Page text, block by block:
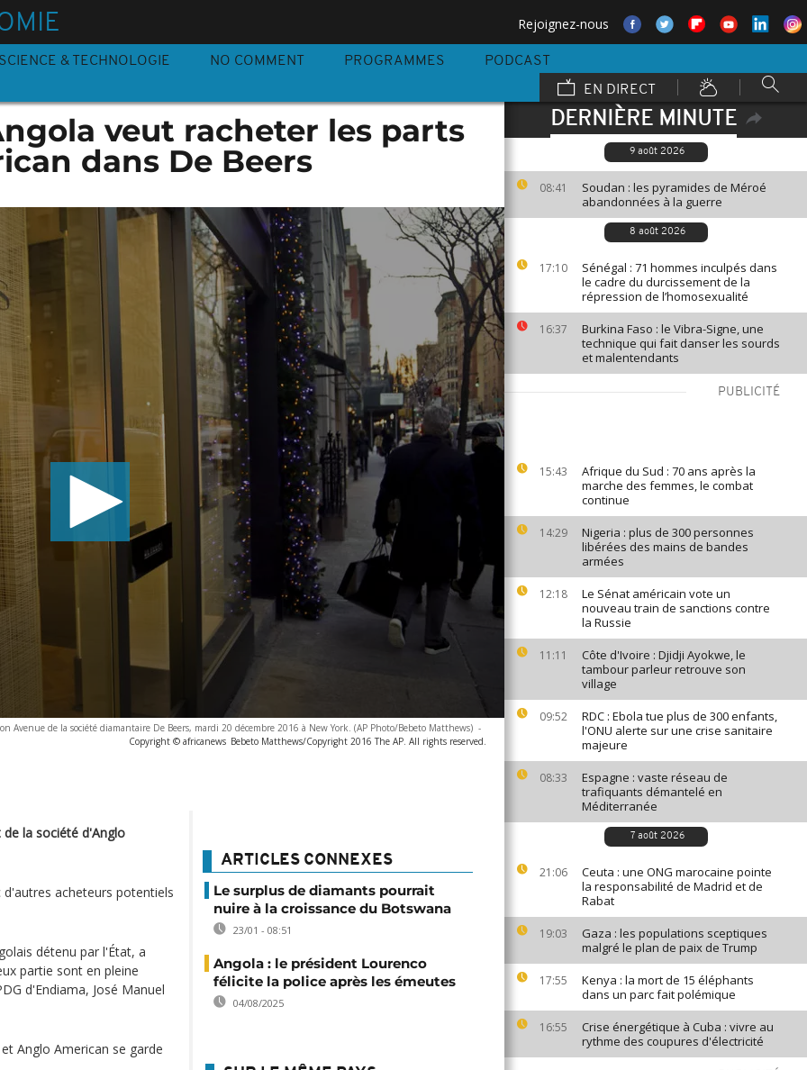
Rejoignez-nous
SCIENCE & TECHNOLOGIE NO COMMENT PROGRAMMES
PODCAST
EN DIRECT
DERNIÈRE MINUTE
9 août 2026
08:41
Soudan : les pyramides de Méroé
abandonnées à la guerre
8 août 2026
17:10
Sénégal : 71 hommes inculpés dans
le cadre du durcissement de la
répression de l’homosexualité
16:37
Burkina Faso : le Vibra-Signe, une
technique qui fait danser les sourds
et malentendants
PUBLICITÉ
15:43
Afrique du Sud : 70 ans après la
marche des femmes, le combat
continue
14:29
Nigeria : plus de 300 personnes
libérées des mains de bandes
armées
12:18
Le Sénat américain vote un
nouveau train de sanctions contre
la Russie
11:11
Côte d'Ivoire : Djidji Ayokwe, le
tambour parleur retrouve son
village
09:52
RDC : Ebola tue plus de 300 enfants,
l'ONU alerte sur une crise sanitaire
majeure
08:33
Espagne : vaste réseau de
trafiquants démantelé en
Méditerranée
7 août 2026
21:06
Ceuta : une ONG marocaine pointe
la responsabilité de Madrid et de
Rabat
19:03
Gaza : les populations sceptiques
malgré le plan de paix de Trump
17:55
Kenya : la mort de 15 éléphants
dans un parc fait polémique
16:55
Crise énergétique à Cuba : vivre au
rythme des coupures d'électricité
veut racheter les parts
dans De Beers
Avenue de la société diamantaire De Beers, mardi 20 décembre 2016 à New York. (AP Photo/Bebeto Matthews) -
Copyright © africanews Bebeto Matthews/Copyright 2016 The AP. All rights reserved.
la société d'Anglo
acheteurs potentiels
détenu par l'État, a
partie sont en pleine
d'Endiama, José Manuel
Anglo American se garde
ARTICLES CONNEXES
Le surplus de diamants pourrait
nuire à la croissance du Botswana
23/01 - 08:51
Angola : le président Lourenco
félicite la police après les émeutes
04/08/2025